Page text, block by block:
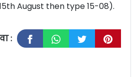
August then type 15-08).
: